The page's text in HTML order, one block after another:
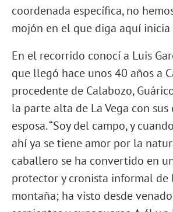
coordenada específica, no
mojón en el que diga aquí inicia
En el recorrido conocí a Luis
que llegó hace unos 40 años a
procedente de Calabozo,
la parte alta de La Vega con sus
esposa. “Soy del campo, y
ahí ya se tiene amor por la
caballero se ha convertido en
protector y cronista informal de
montaña; ha visto desde